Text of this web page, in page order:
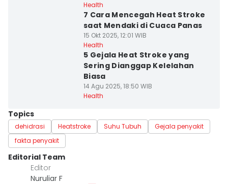
Health
7 Cara Mencegah Heat Stroke
saat Mendaki di Cuaca Panas
15 Okt 2025, 12:01 WIB
Health
5 Gejala Heat Stroke yang
Sering Dianggap Kelelahan
Biasa
14 Agu 2025, 18:50 WIB
Health
Topics
dehidrasi Heatstroke Suhu Tubuh
Gejala penyakit
fakta penyakit
Editorial Team
Editor
Nuruliar F